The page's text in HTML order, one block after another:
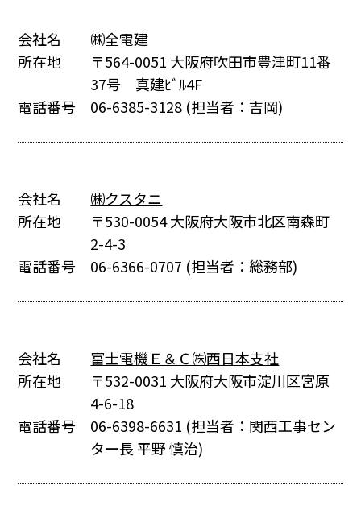
会社名
㈱全電建
所在地
〒564-0051 大阪府吹田市豊津町11番
37号 真建ﾋﾞﾙ4F
電話番号
06-6385-3128 (担当者：吉岡)
会社名
㈱クスタニ
所在地
〒530-0054 大阪府大阪市北区南森町
2-4-3
電話番号
06-6366-0707 (担当者：総務部)
会社名
富士電機Ｅ＆Ｃ㈱西日本支社
所在地
〒532-0031 大阪府大阪市淀川区宮原
4-6-18
電話番号
06-6398-6631 (担当者：関西工事セン
ター長 平野 慎治)